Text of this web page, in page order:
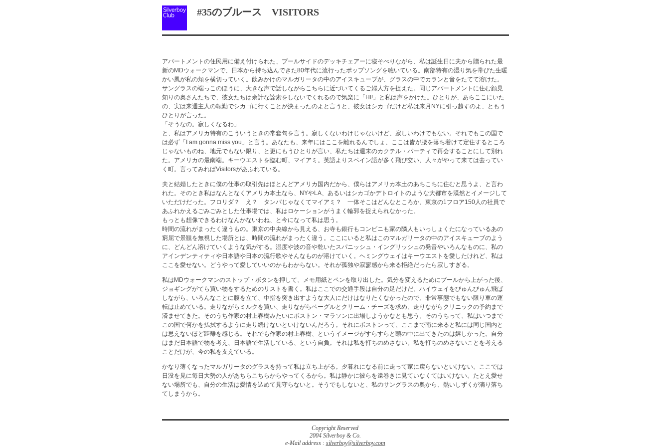
#35のブルース VISITORS
アパートメントの住民用に備え付けられた、プールサイドのデッキチェアーに寝そべりながら、私は誕生日に夫から贈られた最
新のMDウォークマンで、日本から持ち込んできた80年代に流行ったポップソングを聴いている。南部特有の湿り気を帯びた生暖
かい風が私の頬を横切っていく。飲みかけのマルガリータの中のアイスキューブが、グラスの中でカランと音をたてて溶けた。
サングラスの端っこのほうに、大きな声で話しながらこちらに近づいてくるご婦人方を捉えた。同じアパートメントに住む顔見
知りの奥さんたちで、彼女たちは余計な詮索をしないでくれるので気楽に「HI!」と私は声をかけた。ひとりが、あらここにいた
の、実は来週主人の転勤でシカゴに行くことが決まったのよと言うと、彼女はシカゴだけど私は来月NYに引っ越すのよ、ともう
ひとりが言った。
「そうなの。寂しくなるわ」
と、私はアメリカ特有のこういうときの常套句を言う。寂しくないわけじゃないけど、寂しいわけでもない。それでもこの国で
は必ず「I am gonna miss you」と言う。あなたも、来年にはここを離れるんでしょ、ここは皆が腰を落ち着けて定住するところ
じゃないものね、地元でもない限り、と更にもうひとりが言い、私たちは週末のカクテル・パーティで再会することにして別れ
た。アメリカの最南端。キーウエストを臨む町、マイアミ。英語よりスペイン語が多く飛び交い、人々がやって来ては去ってい
く町。言ってみればVisitorsがあふれている。
夫と結婚したときに僕の仕事の取引先はほとんどアメリカ国内だから、僕らはアメリカ本土のあちこちに住むと思うよ、と言わ
れた。そのとき私はなんとなくアメリカ本土なら、NYやLA、あるいはシカゴかデトロイトのような大都市を漠然とイメージして
いただけだった。フロリダ？ え？ タンパじゃなくてマイアミ？ 一体そこはどんなところか、東京の1フロア150人の社員で
あふれかえるごみごみとした仕事場では、私はロケーションがうまく輪郭を捉えられなかった。
もっとも想像できるわけなんかないわね、と今になって私は思う。
時間の流れがまったく違うもの。東京の中央線から見える、お寺も銀行もコンビニも家の隣人もいっしょくたになっているあの
窮屈で景観を無視した場所とは、時間の流れがまったく違う。ここにいると私はこのマルガリータの中のアイスキューブのよう
に、どんどん溶けていくような気がする。湿度や波の音や乾いたスパニッシュ・イングリッシュの発音やいろんなものに、私の
アインデンティティや日本語や日本の流行歌やそんなものが溶けていく。ヘミングウェイはキーウエストを愛したけれど、私は
ここを愛せない。どうやって愛していいのかもわからない。それが孤独や寂寥感から来る拒絶だったら寂しすぎる。
私はMDウォークマンのストップ・ボタンを押して、メモ用紙とペンを取り出した。気分を変えるためにプールから上がった後、
ジョギングがてら買い物をするためのリストを書く。私はここでの交通手段は自分の足だけだ。ハイウェイをびゅんびゅん飛ば
しながら、いろんなことに腹を立て、中指を突き出すような大人にだけはなりたくなかったので、非常事態でもない限り車の運
転は止めている。走りながらミルクを買い、走りながらベーグルとクリーム・チーズを求め、走りながらクリニックの予約まで
済ませてきた。そのうち作家の村上春樹みたいにボストン・マラソンに出場しようかなとも思う。そのうちって、私はいつまで
この国で何かを払拭するように走り続けないといけないんだろう。それにボストンって、ここまで南に来ると私には同じ国内と
は思えないほど距離を感じる。それでも作家の村上春樹、というイメージがすらすらと頭の中に出てきたのは嬉しかった。自分
はまだ日本語で物を考え、日本語で生活している、という自負。それは私を打ちのめさない。私を打ちのめさないことを考える
ことだけが、今の私を支えている。
かなり薄くなったマルガリータのグラスを持って私は立ち上がる。夕暮れになる前に走って家に戻らないといけない。ここでは
日没を見に毎日大勢の人があちらこちらからやってくるから。私は静かに彼らを遠巻きに見ていなくてはいけない。たとえ愛せ
ない場所でも、自分の生活は愛情を込めて見守らないと。そうでもしないと、私のサングラスの奥から、熱いしずくが滴り落ち
てしまうから。
Copyright Reserved
2004 Silverboy & Co.
e-Mail address : silverboy@silverboy.com